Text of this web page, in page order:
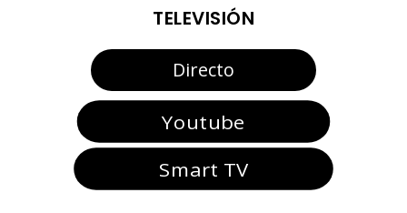
TELEVISIÓN
Directo
Youtube
Smart TV